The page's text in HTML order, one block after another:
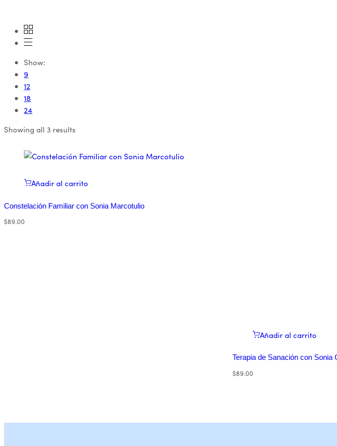
Show:
9
12
18
24
Showing all 3 results
Añadir al carrito
Constelación Familiar con Sonia Marcotulio
$89.00
Añadir al carrito
Terapia de Sanación con Sonia
$89.00